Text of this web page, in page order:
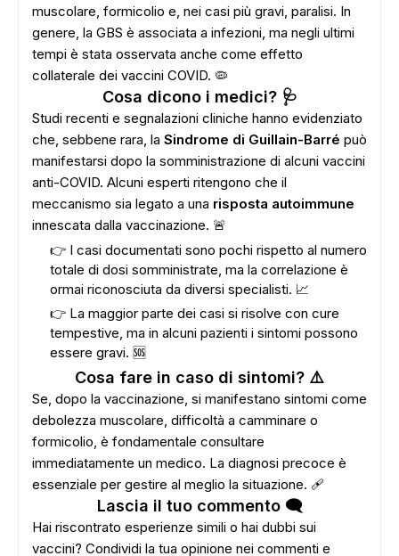
muscolare, formicolio e, nei casi più gravi, paralisi. In
genere, la GBS è associata a infezioni, ma negli ultimi
tempi è stata osservata anche come effetto
collaterale dei vaccini COVID. 🦠
Cosa dicono i medici? 🩺
Studi recenti e segnalazioni cliniche hanno evidenziato
che, sebbene rara, la Sindrome di Guillain-Barré può
manifestarsi dopo la somministrazione di alcuni vaccini
anti-COVID. Alcuni esperti ritengono che il
meccanismo sia legato a una risposta autoimmune
innescata dalla vaccinazione. 🚨
👉 I casi documentati sono pochi rispetto al numero
totale di dosi somministrate, ma la correlazione è
ormai riconosciuta da diversi specialisti. 📈
👉 La maggior parte dei casi si risolve con cure
tempestive, ma in alcuni pazienti i sintomi possono
essere gravi. 🆘
Cosa fare in caso di sintomi? ⚠️
Se, dopo la vaccinazione, si manifestano sintomi come
debolezza muscolare, difficoltà a camminare o
formicolio, è fondamentale consultare
immediatamente un medico. La diagnosi precoce è
essenziale per gestire al meglio la situazione. 🩹
Lascia il tuo commento 🗨️
Hai riscontrato esperienze simili o hai dubbi sui
vaccini? Condividi la tua opinione nei commenti e